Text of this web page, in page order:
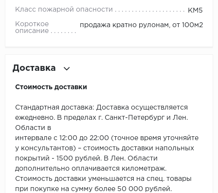
Primavera
SPC
SPC Alta Step
SPC Betta
SPC DEW
Класс пожарной опасности КМ5
Короткое
описание
продажа кратно рулонам, от 100м2
Доставка
Стоимость доставки
Стандартная доставка: Доставка осуществляется
ежедневно. В пределах г. Санкт-Петербург и Лен.
Области в
интервале с 12:00 до 22:00 (точное время уточняйте
у консультантов) – стоимость доставки напольных
покрытий - 1500 рублей. В Лен. Области
дополнительно оплачивается километраж.
Стоимость доставки уменьшается на спец. товары
при покупке на сумму более 50 000 рублей.